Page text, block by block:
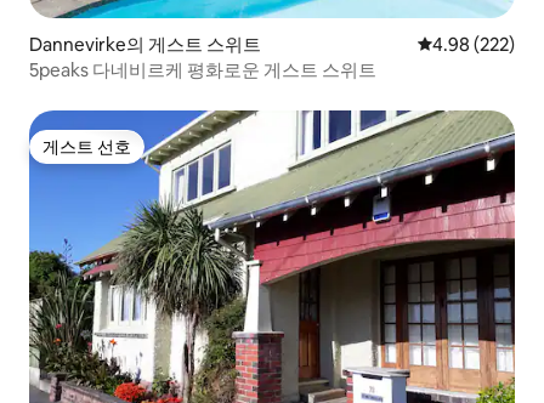
Dannevirke의 게스트 스위트 평점 4.98점(5
4.98 (222)
5peaks 다네비르케 평화로운 게스트 스위트
게스트 선호
게스트 선호